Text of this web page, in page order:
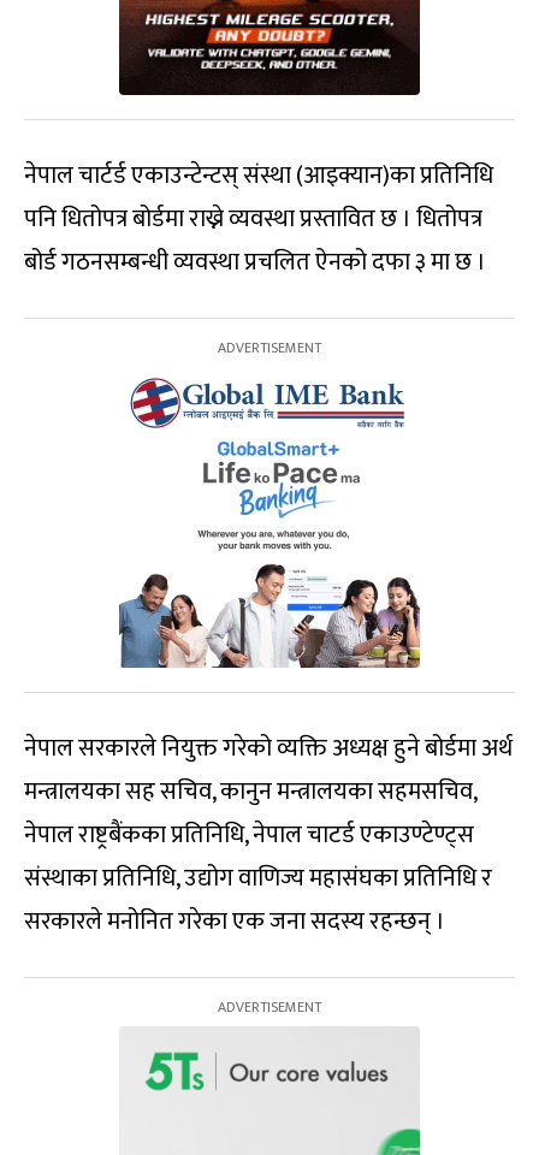
नेपाल चार्टर्ड एकाउन्टेन्टस् संस्था (आइक्यान)का प्रतिनिधि
पनि धितोपत्र बोर्डमा राख्ने व्यवस्था प्रस्तावित छ । धितोपत्र
बोर्ड गठनसम्बन्धी व्यवस्था प्रचलित ऐनको दफा ३ मा छ ।
नेपाल सरकारले नियुक्त गरेको व्यक्ति अध्यक्ष हुने बोर्डमा अर्थ
मन्त्रालयका सह सचिव, कानुन मन्त्रालयका सहमसचिव,
नेपाल राष्ट्रबैंकका प्रतिनिधि, नेपाल चाटर्ड एकाउण्टेण्ट्स
संस्थाका प्रतिनिधि, उद्योग वाणिज्य महासंघका प्रतिनिधि र
सरकारले मनोनित गरेका एक जना सदस्य रहन्छन् ।